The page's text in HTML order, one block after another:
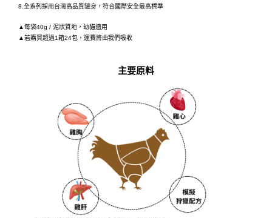
8.全系列採用台灣高品質罐身，符合國際安全最高標準
▲每袋40g / 泥狀質地，幼貓適用
▲若購買超過1箱24包，運費將由我們吸收
主要原料